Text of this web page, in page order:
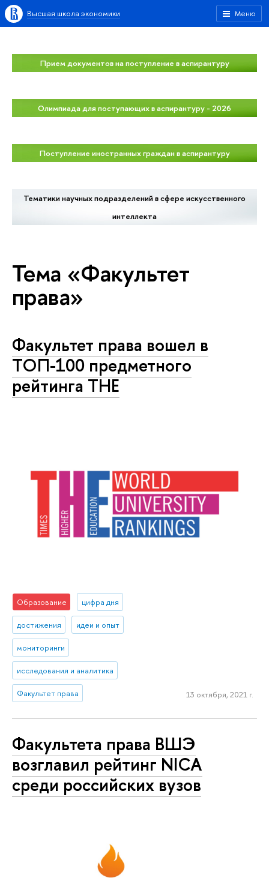
Меню
Высшая школа экономики
Прием документов на поступление в аспирантуру
Олимпиада для поступающих в аспирантуру - 2026
Поступление иностранных граждан в аспирантуру
Тематики научных подразделений в сфере искусственного
интеллекта
Тема «Факультет
права»
Факультет права вошел в
ТОП-100 предметного
рейтинга THE
Образование цифра дня
достижения идеи и опыт
мониторинги
исследования и аналитика
Факультет права 13 октября, 2021 г.
Факультета права ВШЭ
возглавил рейтинг NICA
среди российских вузов